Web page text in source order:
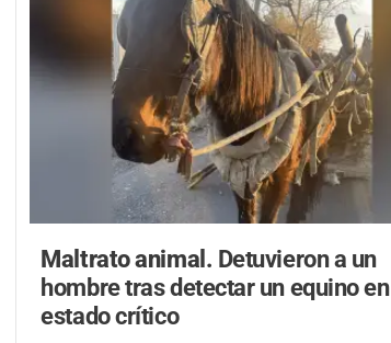
Maltrato animal. Detuvieron a un
hombre tras detectar un equino en
estado crítico